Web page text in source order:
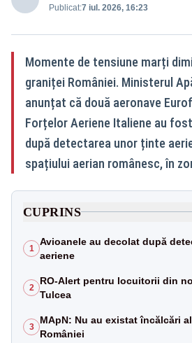
Publicat:7 iul. 2026, 16:23
Momente de tensiune marți
graniței României. Ministerul
anunțat că două aeronave
Forțelor Aeriene Italiene au
după detectarea unor ținte
spațiului aerian românesc, în
CUPRINS
1
Avioanele au decolat după
aeriene
2
RO-Alert pentru locuitorii din
Tulcea
3
MApN: Nu au existat încălcări
României